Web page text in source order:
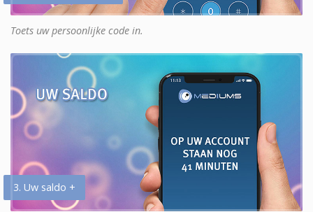
Toets uw persoonlijke code in.
3. Uw saldo +